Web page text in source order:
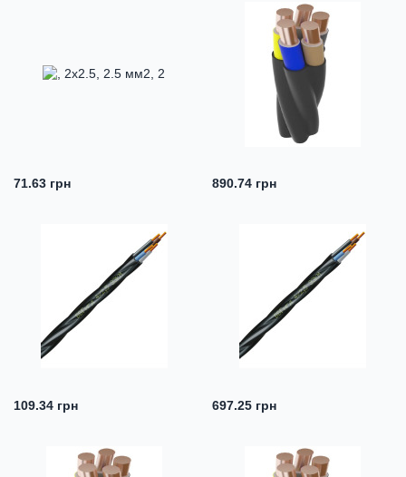
71.63 грн 890.74 грн
109.34 грн 697.25 грн